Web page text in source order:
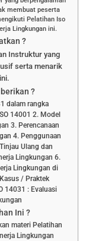
membuat peserta
Pelatihan Iso
Lingkungan ini.
?
Instruktur yang
serta menarik
?
dalam rangka
14001 2. Model
3. Perencanaan
4. Penggunaan
Ulang dan
Lingkungan 6.
Lingkungan di
/ Praktek
14031 : Evaluasi
Ini ?
materi Pelatihan
Lingkungan